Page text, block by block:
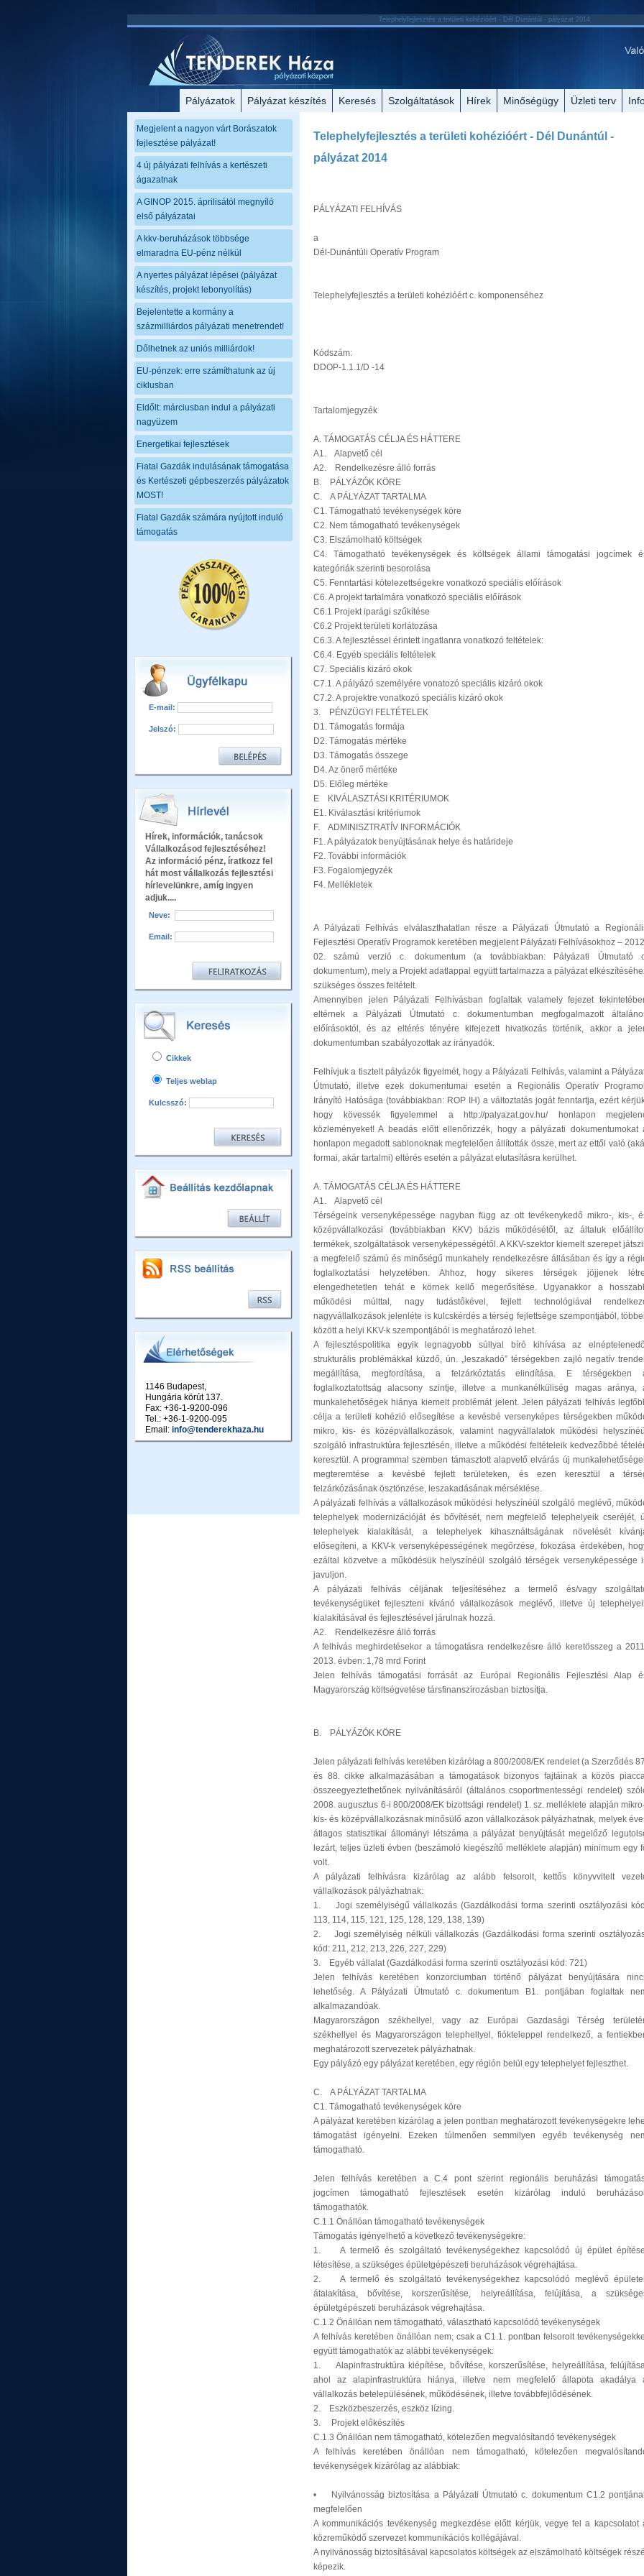
Telephelyfejlesztés a területi kohézióért - Dél Dunántúl - pályázat 2014
Pályázatok Pályázat készítés Keresés Szolgáltatások Hírek Minőségügy Üzleti terv
Megjelent a nagyon várt Borászatok
fejlesztése pályázat!
4 új pályázati felhívás a kertészeti
ágazatnak
A GINOP 2015. áprilisától megnyíló
első pályázatai
A kkv-beruházások többsége
elmaradna EU-pénz nélkül
A nyertes pályázat lépései (pályázat
készítés, projekt lebonyolítás)
Bejelentette a kormány a
százmilliárdos pályázati menetrendet!
Dőlhetnek az uniós milliárdok!
EU-pénzek: erre számíthatunk az új
ciklusban
Eldőlt: márciusban indul a pályázati
nagyüzem
Energetikai fejlesztések
Fiatal Gazdák indulásának támogatása
és Kertészeti gépbeszerzés pályázatok
MOST!
Fiatal Gazdák számára nyújtott induló
támogatás
E-mail:
Jelszó:
Hírek, információk, tanácsok
Vállalkozásod fejlesztéséhez!
Az információ pénz, íratkozz fel
hát most vállalkozás fejlesztési
hírlevelünkre, amíg ingyen
adjuk....
Neve:
Email:
Cikkek
Teljes weblap
Kulcsszó:
1146 Budapest,
Hungária körút 137.
Fax: +36-1-9200-096
Tel.: +36-1-9200-095
Email: info@tenderekhaza.hu
Telephelyfejlesztés a területi kohézióért - Dél Dunántúl -
pályázat 2014
PÁLYÁZATI FELHÍVÁS
a
Dél-Dunántúli Operatív Program
Telephelyfejlesztés a területi kohézióért c. komponenséhez
Kódszám:
DDOP-1.1.1/D -14
Tartalomjegyzék
A. TÁMOGATÁS CÉLJA ÉS HÁTTERE
A1. Alapvető cél
A2. Rendelkezésre álló forrás
B. PÁLYÁZÓK KÖRE
C. A PÁLYÁZAT TARTALMA
C1. Támogatható tevékenységek köre
C2. Nem támogatható tevékenységek
C3. Elszámolható költségek
C4. Támogatható tevékenységek és költségek állami támogatási jogcímek
kategóriák szerinti besorolása
C5. Fenntartási kötelezettségekre vonatkozó speciális előírások
C6. A projekt tartalmára vonatkozó speciális előírások
C6.1 Projekt iparági szűkítése
C6.2 Projekt területi korlátozása
C6.3. A fejlesztéssel érintett ingatlanra vonatkozó feltételek:
C6.4. Egyéb speciális feltételek
C7. Speciális kizáró okok
C7.1. A pályázó személyére vonatozó speciális kizáró okok
C7.2. A projektre vonatkozó speciális kizáró okok
3. PÉNZÜGYI FELTÉTELEK
D1. Támogatás formája
D2. Támogatás mértéke
D3. Támogatás összege
D4. Az önerő mértéke
D5. Előleg mértéke
E KIVÁLASZTÁSI KRITÉRIUMOK
E1. Kiválasztási kritériumok
F. ADMINISZTRATÍV INFORMÁCIÓK
F1. A pályázatok benyújtásának helye és határideje
F2. További információk
F3. Fogalomjegyzék
F4. Mellékletek
A Pályázati Felhívás elválaszthatatlan része a Pályázati Útmutató a
Fejlesztési Operatív Programok keretében megjelent Pályázati Felhívásokhoz –
02. számú verzió c. dokumentum (a továbbiakban: Pályázati Útmutató
dokumentum), mely a Projekt adatlappal együtt tartalmazza a pályázat
szükséges összes feltételt.
Amennyiben jelen Pályázati Felhívásban foglaltak valamely fejezet
eltérnek a Pályázati Útmutató c. dokumentumban megfogalmazott
előírásoktól, és az eltérés tényére kifejezett hivatkozás történik, akkor a
dokumentumban szabályozottak az irányadók.
Felhívjuk a tisztelt pályázók figyelmét, hogy a Pályázati Felhívás, valamint a
Útmutató, illetve ezek dokumentumai esetén a Regionális Operatív
Irányító Hatósága (továbbiakban: ROP IH) a változtatás jogát fenntartja, ezért
hogy kövessék figyelemmel a http://palyazat.gov.hu/ honlapon
közleményeket! A beadás előtt ellenőrizzék, hogy a pályázati dokumentumokat
honlapon megadott sablonoknak megfelelően állították össze, mert az ettől való
formai, akár tartalmi) eltérés esetén a pályázat elutasításra kerülhet.
A. TÁMOGATÁS CÉLJA ÉS HÁTTERE
A1. Alapvető cél
Térségeink versenyképessége nagyban függ az ott tevékenykedő mikro-, kis-,
középvállalkozási (továbbiakban KKV) bázis működésétől, az általuk
termékek, szolgáltatások versenyképességétől. A KKV-szektor kiemelt szerepet
a megfelelő számú és minőségű munkahely rendelkezésre állásában és így a
foglalkoztatási helyzetében. Ahhoz, hogy sikeres térségek jöjjenek
elengedhetetlen tehát e körnek kellő megerősítése. Ugyanakkor a
működési múlttal, nagy tudástőkével, fejlett technológiával
nagyvállalkozások jelenléte is kulcskérdés a térség fejlettsége szempontjából,
között a helyi KKV-k szempontjából is meghatározó lehet.
A fejlesztéspolitika egyik legnagyobb súllyal bíró kihívása az
strukturális problémákkal küzdő, ún. „leszakadó” térségekben zajló negatív
megállítása, megfordítása, a felzárkóztatás elindítása. E térségekben
foglalkoztatottság alacsony szintje, illetve a munkanélküliség magas aránya,
munkalehetőségek hiánya kiemelt problémát jelent. Jelen pályázati felhívás
célja a területi kohézió elősegítése a kevésbé versenyképes térségekben
mikro, kis- és középvállalkozások, valamint nagyvállalatok működési helyszínéül
szolgáló infrastruktúra fejlesztésén, illetve a működési feltételeik kedvezőbbé
keresztül. A programmal szemben támasztott alapvető elvárás új
megteremtése a kevésbé fejlett területeken, és ezen keresztül a
felzárkózásának ösztönzése, leszakadásának mérséklése.
A pályázati felhívás a vállalkozások működési helyszínéül szolgáló meglévő,
telephelyek modernizációját és bővítését, nem megfelelő telephelyeik cseréjét,
telephelyek kialakítását, a telephelyek kihasználtságának növelését
elősegíteni, a KKV-k versenyképességének megőrzése, fokozása érdekében,
ezáltal közvetve a működésük helyszínéül szolgáló térségek versenyképessége
javuljon.
A pályázati felhívás céljának teljesítéséhez a termelő és/vagy
tevékenységüket fejleszteni kívánó vállalkozások meglévő, illetve új
kialakításával és fejlesztésével járulnak hozzá.
A2. Rendelkezésre álló forrás
A felhívás meghirdetésekor a támogatásra rendelkezésre álló keretösszeg a
2013. évben: 1,78 mrd Forint
Jelen felhívás támogatási forrását az Európai Regionális Fejlesztési Alap
Magyarország költségvetése társfinanszírozásban biztosítja.
B. PÁLYÁZÓK KÖRE
Jelen pályázati felhívás keretében kizárólag a 800/2008/EK rendelet (a Szerződés
és 88. cikke alkalmazásában a támogatások bizonyos fajtáinak a közös
összeegyeztethetőnek nyilvánításáról (általános csoportmentességi rendelet)
2008. augusztus 6-i 800/2008/EK bizottsági rendelet) 1. sz. melléklete alapján
kis- és középvállalkozásnak minősülő azon vállalkozások pályázhatnak, melyek
átlagos statisztikai állományi létszáma a pályázat benyújtását megelőző
lezárt, teljes üzleti évben (beszámoló kiegészítő melléklete alapján) minimum egy
volt.
A pályázati felhívásra kizárólag az alább felsorolt, kettős könyvvitelt
vállalkozások pályázhatnak:
1. Jogi személyiségű vállalkozás (Gazdálkodási forma szerinti osztályozási
113, 114, 115, 121, 125, 128, 129, 138, 139)
2. Jogi személyiség nélküli vállalkozás (Gazdálkodási forma szerinti
kód: 211, 212, 213, 226, 227, 229)
3. Egyéb vállalat (Gazdálkodási forma szerinti osztályozási kód: 721)
Jelen felhívás keretében konzorciumban történő pályázat benyújtására
lehetőség. A Pályázati Útmutató c. dokumentum B1. pontjában foglaltak
alkalmazandóak.
Magyarországon székhellyel, vagy az Európai Gazdasági Térség
székhellyel és Magyarországon telephellyel, fiókteleppel rendelkező, a
meghatározott szervezetek pályázhatnak.
Egy pályázó egy pályázat keretében, egy régión belül egy telephelyet fejleszthet.
C. A PÁLYÁZAT TARTALMA
C1. Támogatható tevékenységek köre
A pályázat keretében kizárólag a jelen pontban meghatározott tevékenységekre
támogatást igényelni. Ezeken túlmenően semmilyen egyéb tevékenység
támogatható.
Jelen felhívás keretében a C.4 pont szerint regionális beruházási
jogcímen támogatható fejlesztések esetén kizárólag induló
támogathatók.
C.1.1 Önállóan támogatható tevékenységek
Támogatás igényelhető a következő tevékenységekre:
1. A termelő és szolgáltató tevékenységekhez kapcsolódó új épület
létesítése, a szükséges épületgépészeti beruházások végrehajtása.
2. A termelő és szolgáltató tevékenységekhez kapcsolódó meglévő
átalakítása, bővítése, korszerűsítése, helyreállítása, felújítása, a
épületgépészeti beruházások végrehajtása.
C.1.2 Önállóan nem támogatható, választható kapcsolódó tevékenységek
A felhívás keretében önállóan nem, csak a C1.1. pontban felsorolt tevékenységekkel
együtt támogathatók az alábbi tevékenységek:
1. Alapinfrastruktúra kiépítése, bővítése, korszerűsítése, helyreállítása,
ahol az alapinfrastruktúra hiánya, illetve nem megfelelő állapota akadálya
vállalkozás betelepülésének, működésének, illetve továbbfejlődésének.
2. Eszközbeszerzés, eszköz lízing.
3. Projekt előkészítés
C.1.3 Önállóan nem támogatható, kötelezően megvalósítandó tevékenységek
A felhívás keretében önállóan nem támogatható, kötelezően
tevékenységek kizárólag az alábbiak:
• Nyilvánosság biztosítása a Pályázati Útmutató c. dokumentum C1.2
megfelelően
A kommunikációs tevékenység megkezdése előtt kérjük, vegye fel a kapcsolatot
közreműködő szervezet kommunikációs kollégájával.
A nyilvánosság biztosításával kapcsolatos költségek az elszámolható költségek
képezik.